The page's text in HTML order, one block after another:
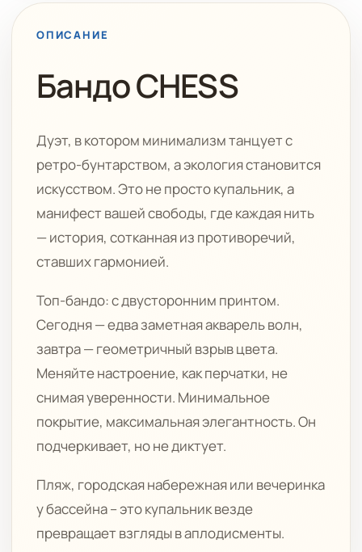
ОПИСАНИЕ
Бандо CHESS
Дуэт, в котором минимализм танцует с
ретро-бунтарством, а экология становится
искусством. Это не просто купальник, а
манифест вашей свободы, где каждая нить
— история, сотканная из противоречий,
ставших гармонией.
Топ-бандо: с двусторонним принтом.
Сегодня — едва заметная акварель волн,
завтра — геометричный взрыв цвета.
Меняйте настроение, как перчатки, не
снимая уверенности. Минимальное
покрытие, максимальная элегантность. Он
подчеркивает, но не диктует.
Пляж, городская набережная или вечеринка
у бассейна – это купальник везде
превращает взгляды в аплодисменты.